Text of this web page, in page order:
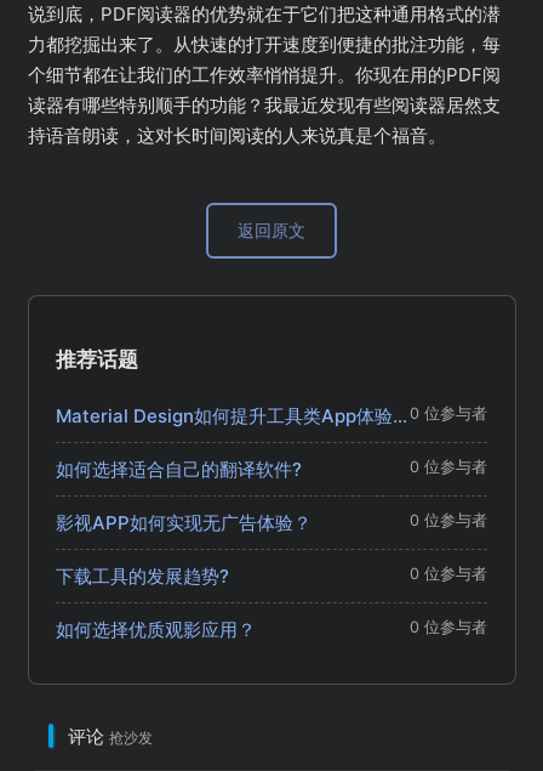
说到底，PDF阅读器的优势就在于它们把这种通用格式的潜
力都挖掘出来了。从快速的打开速度到便捷的批注功能，每
个细节都在让我们的工作效率悄悄提升。你现在用的PDF阅
读器有哪些特别顺手的功能？我最近发现有些阅读器居然支
持语音朗读，这对长时间阅读的人来说真是个福音。
返回原文
推荐话题
Material Design如何提升工具类App体验？ 0 位参与者
如何选择适合自己的翻译软件? 0 位参与者
影视APP如何实现无广告体验？ 0 位参与者
下载工具的发展趋势? 0 位参与者
如何选择优质观影应用？ 0 位参与者
评论 抢沙发